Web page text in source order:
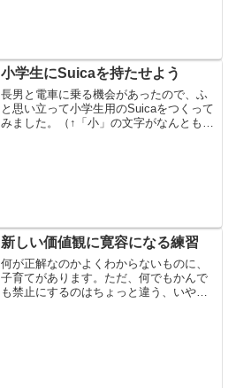
小学生にSuicaを持たせよう
長男と電車に乗る機会があったので、ふ
と思い立って小学生用のSuicaをつくって
みました。（↑「小」の文字がなんとも古
新しい価値観に寛容になる練習
何が正解なのかよくわからないものに、
子育てがあります。ただ、何でもかんで
も禁止にするのはちょっと違う、いや絶